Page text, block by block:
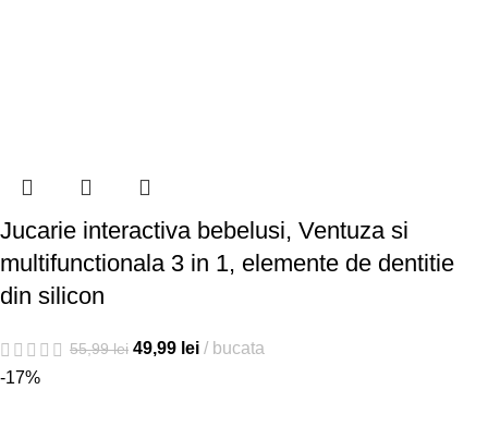
Jucarie interactiva bebelusi, Ventuza si
multifunctionala 3 in 1, elemente de dentitie
din silicon
55,99lei 49,99 lei
bucata
-17%